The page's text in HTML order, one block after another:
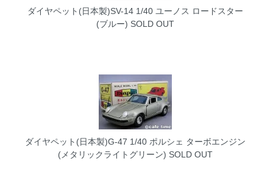
ダイヤペット(日本製)SV-14 1/40 ユーノス ロードスター
(ブルー) SOLD OUT
ダイヤペット(日本製)G-47 1/40 ポルシェ ターボエンジン
(メタリックライトグリーン) SOLD OUT